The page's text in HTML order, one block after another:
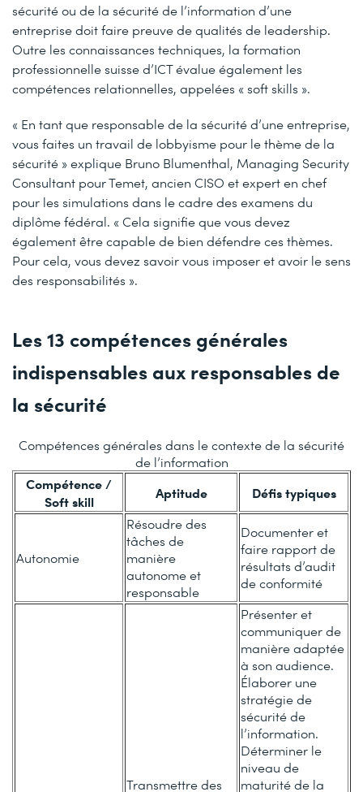
sécurité ou de la sécurité de l’information d’une
entreprise doit faire preuve de qualités de leadership.
Outre les connaissances techniques, la formation
professionnelle suisse d’ICT évalue également les
compétences relationnelles, appelées « soft skills ».
« En tant que responsable de la sécurité d’une entreprise,
vous faites un travail de lobbyisme pour le thème de la
sécurité » explique Bruno Blumenthal, Managing Security
Consultant pour Temet, ancien CISO et expert en chef
pour les simulations dans le cadre des examens du
diplôme fédéral. « Cela signifie que vous devez
également être capable de bien défendre ces thèmes.
Pour cela, vous devez savoir vous imposer et avoir le sens
des responsabilités ».
Les 13 compétences générales
indispensables aux responsables de
la sécurité
Compétences générales dans le contexte de la sécurité
de l’information
Compétence /
Soft skill
Aptitude Défis typiques
Autonomie
Résoudre des
tâches de
manière
autonome et
responsable
Documenter et
faire rapport de
résultats d’audit
de conformité
Transmettre des
Présenter et
communiquer de
manière adaptée
à son audience.
Élaborer une
stratégie de
sécurité de
l’information.
Déterminer le
niveau de
maturité de la